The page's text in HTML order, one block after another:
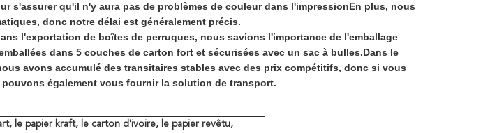
s'assurer qu'il n'y aura pas de problèmes de couleur dans l'impressionEn plus, nous
donc notre délai est généralement précis.
l'exportation de boîtes de perruques, nous savions l'importance de l'emballage
dans 5 couches de carton fort et sécurisées avec un sac à bulles.Dans le
avons accumulé des transitaires stables avec des prix compétitifs, donc si vous
également vous fournir la solution de transport.
le papier kraft, le carton d'ivoire, le papier revêtu,